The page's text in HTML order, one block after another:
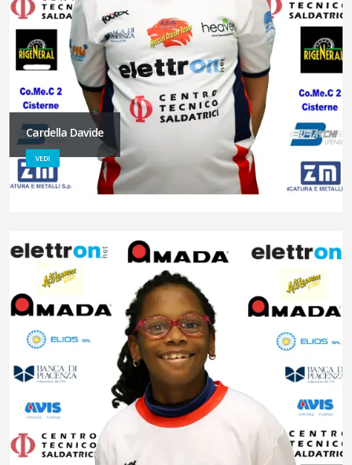
Cardella Davide
VEDI